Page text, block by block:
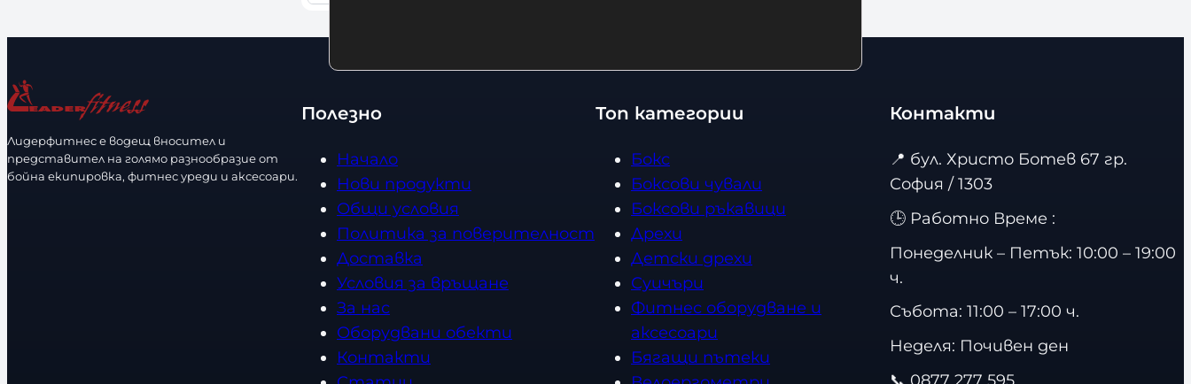
н
с
т
е
Лидерфитнес е водещ вносител и
представител на голямо разнообразие от
бойна екипировка, фитнес уреди и аксесоари.
Полезно
Начало
Нови продукти
Общи условия
Политика за поверителност
Доставка
Условия за връщане
За нас
Оборудвани обекти
Контакти
Топ категории
Бокс
Боксови чували
Боксови ръкавици
Дрехи
Детски дрехи
Суичъри
Фитнес оборудване и
аксесоари
Бягащи пътеки
Контакти
📍 бул. Христо Ботев 67 гр.
София / 1303
🕒 Работно Време :
Понеделник – Петък: 10:00 – 19:00
ч.
Събота: 11:00 – 17:00 ч.
Неделя: Почивен ден
📞 0877 277 595